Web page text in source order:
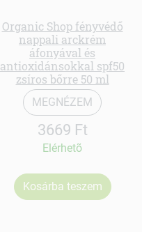
Organic Shop fényvédő
nappali arckrém
áfonyával és
antioxidánsokkal spf50
zsíros bőrre 50 ml
MEGNÉZEM
3669 Ft
Elérhetõ
Kosárba teszem